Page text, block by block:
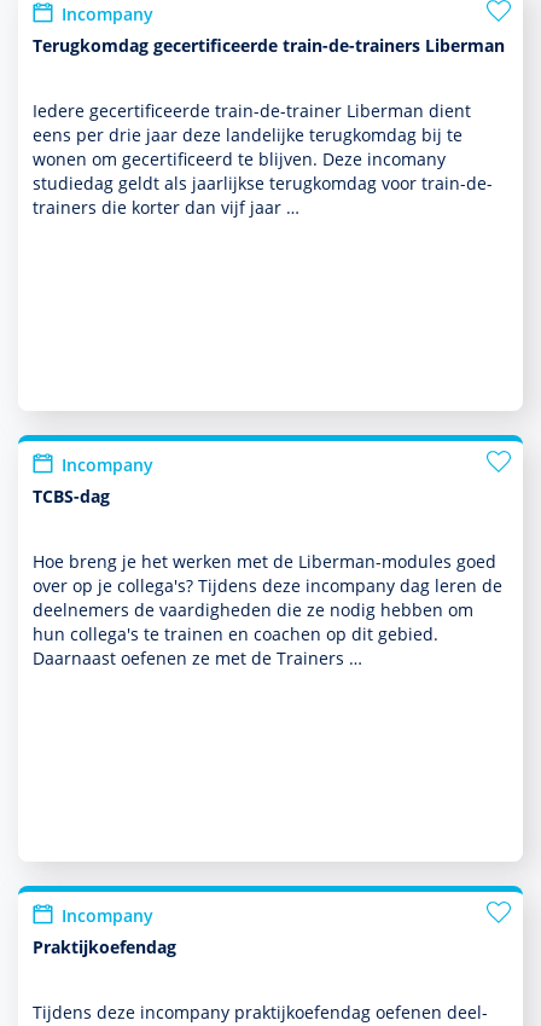
Incompany
Terugkomdag gecertificeerde train-de-trainers Liberman
Iedere gecer­tifi­ceerde train-de-trainer Liber­man dient
eens per drie jaar deze landelijke terug­kom­dag bij te
wonen om gecer­tifi­ceerd te blijven. Deze incomany
studiedag geldt als jaarlijkse terug­kom­dag voor train-de-
trainers die korter dan vijf jaar …
Incompany
TCBS-dag
Hoe breng je het werken met de Liber­man-modules goed
over op je collega's? Tijdens deze incompany dag leren de
deel­nemers de vaar­dig­heden die ze nodig hebben om
hun collega's te trainen en coachen op dit gebied.
Daarnaast oefenen ze met de Trainers …
Incompany
Praktijkoefendag
Tijdens deze incompany prak­tijkoefendag oefenen deel­